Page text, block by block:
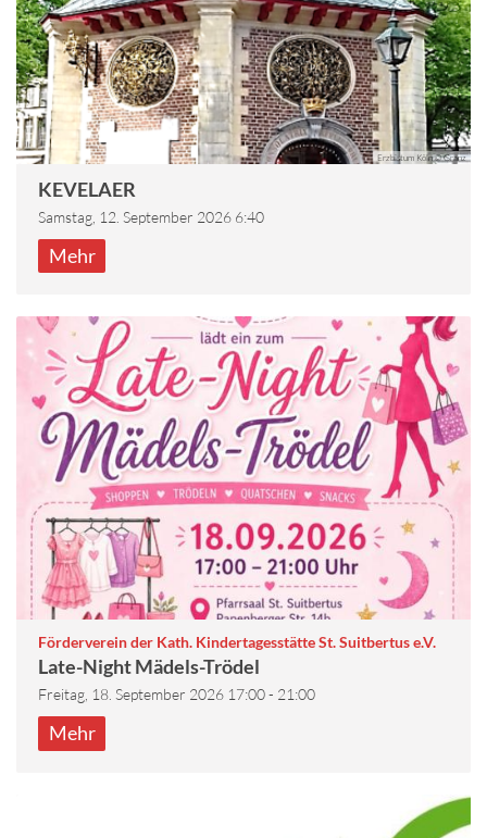
Erzbistum Köln © Granz
KEVELAER
Samstag, 12. September 2026 6:40
Mehr
Förderverein der Kath. Kindertagesstätte St. Suitbertus e.V.
Late-Night Mädels-Trödel
Freitag, 18. September 2026 17:00 - 21:00
Mehr